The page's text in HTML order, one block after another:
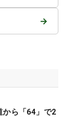
→
から「64」で2